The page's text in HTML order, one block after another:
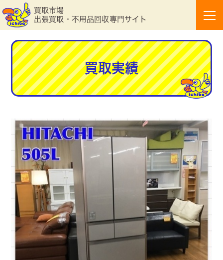
買取市場
出張買取・不用品回収専門サイト
買取実績